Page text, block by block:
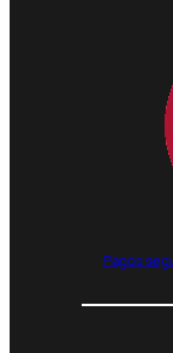
Pagos